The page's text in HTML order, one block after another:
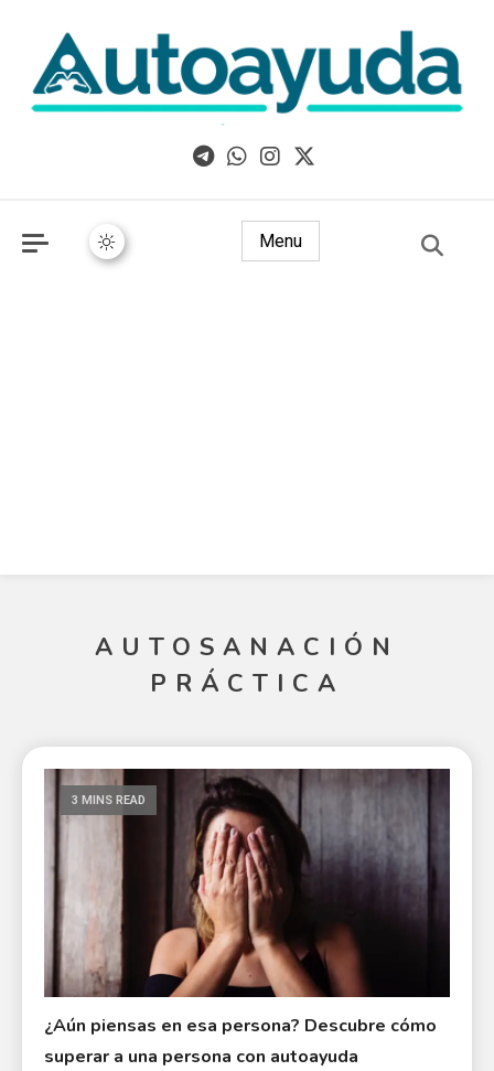
Menu
AUTOSANACIÓN
PRÁCTICA
3 MINS READ
¿Aún piensas en esa persona? Descubre cómo
superar a una persona con autoayuda